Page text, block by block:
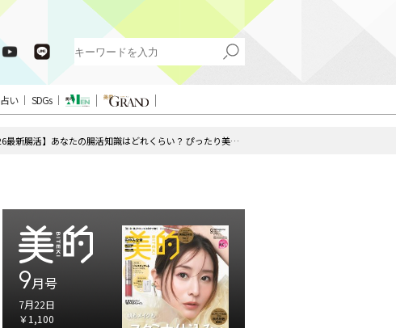
占い SDGs
【保存版・2026最新腸活】あなたの腸活知識はどれくらい？ ぴったり美腸メソッドで、肌も体もヘルシーに♡
9月号
7月22日
￥1,100